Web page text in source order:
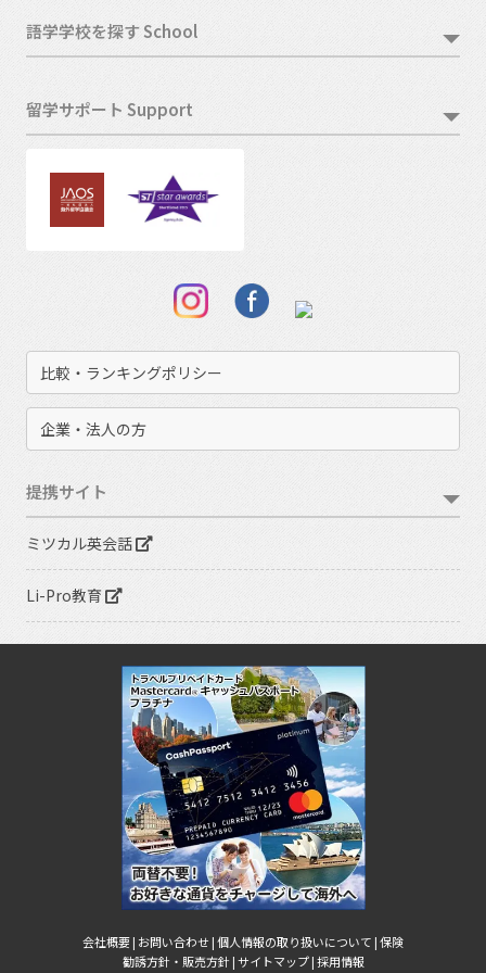
語学学校を探す School
留学サポート Support
比較・ランキングポリシー
企業・法人の方
提携サイト
ミツカル英会話
Li-Pro教育
会社概要 | お問い合わせ |個人情報の取り扱いについて |保険
勧誘方針・販売方針 |サイトマップ |採用情報